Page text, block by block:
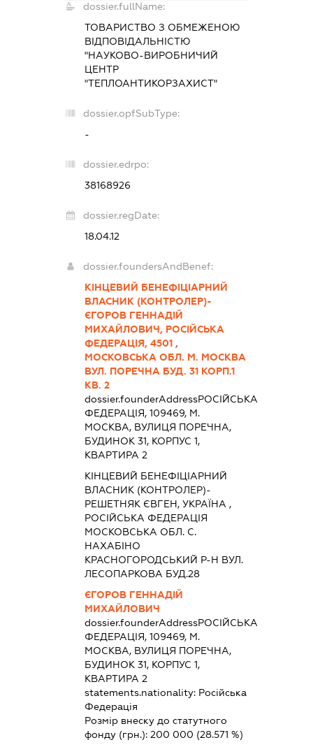
dossier.fullName:
ТОВАРИСТВО З ОБМЕЖЕНОЮ
ВІДПОВІДАЛЬНІСТЮ
"НАУКОВО-ВИРОБНИЧИЙ
ЦЕНТР
"ТЕПЛОАНТИКОРЗАХИСТ"
dossier.opfSubType:
-
dossier.edrpo:
38168926
dossier.regDate:
18.04.12
dossier.foundersAndBenef:
КІНЦЕВИЙ БЕНЕФІЦІАРНИЙ
ВЛАСНИК (КОНТРОЛЕР)-
ЄГОРОВ ГЕННАДІЙ
МИХАЙЛОВИЧ, РОСІЙСЬКА
ФЕДЕРАЦІЯ, 4501 ,
МОСКОВСЬКА ОБЛ. М. МОСКВА
ВУЛ. ПОРЕЧНА БУД. 31 КОРП.1
КВ. 2
dossier.founderAddressРОСІЙСЬКА
ФЕДЕРАЦІЯ, 109469, М.
МОСКВА, ВУЛИЦЯ ПОРЕЧНА,
БУДИНОК 31, КОРПУС 1,
КВАРТИРА 2
КІНЦЕВИЙ БЕНЕФІЦІАРНИЙ
ВЛАСНИК (КОНТРОЛЕР)-
РЕШЕТНЯК ЄВГЕН, УКРАЇНА ,
РОСІЙСЬКА ФЕДЕРАЦІЯ
МОСКОВСЬКА ОБЛ. С.
НАХАБІНО
КРАСНОГОРОДСЬКИЙ Р-Н ВУЛ.
ЛЕСОПАРКОВА БУД.28
ЄГОРОВ ГЕННАДІЙ
МИХАЙЛОВИЧ
dossier.founderAddressРОСІЙСЬКА
ФЕДЕРАЦІЯ, 109469, М.
МОСКВА, ВУЛИЦЯ ПОРЕЧНА,
БУДИНОК 31, КОРПУС 1,
КВАРТИРА 2
statements.nationality: Російська
Федерація
Розмір внеску до статутного
фонду (грн.):200 000 (28.571 %)